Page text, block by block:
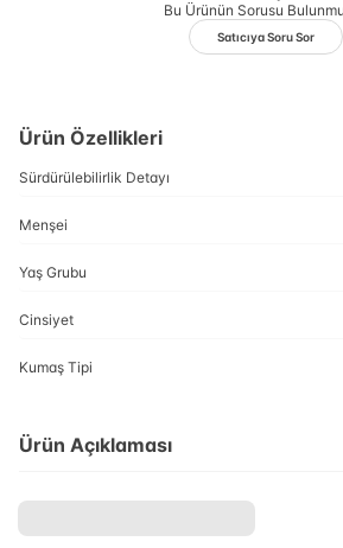
Bu Ürünün Sorusu
Satıcıya Soru Sor
Ürün Özellikleri
Sürdürülebilirlik Detayı
Menşei
Yaş Grubu
Cinsiyet
Kumaş Tipi
Ürün Açıklaması